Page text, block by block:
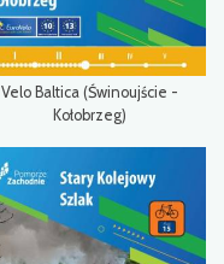
Velo Baltica (Świnoujście -
Kołobrzeg)